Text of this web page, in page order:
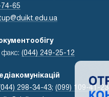
65
факс: (044) 249-25-12
298-34-43; (099) 109-41-23